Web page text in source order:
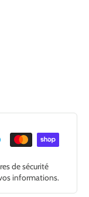
de sécurité
informations.